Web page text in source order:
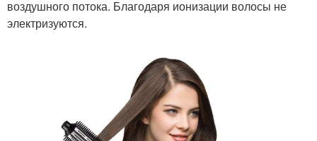
воздушного потока. Благодаря ионизации волосы не
электризуются.